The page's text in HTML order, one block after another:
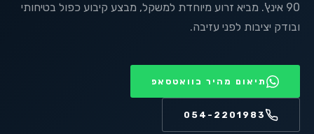
90 אינץ'. מביא זרוע מיוחדת למשקל, מבצע קיבוע כפול בטיחותי
ובודק יציבות לפני עזיבה.
תיאום מהיר בוואטסאפ
054-2201983